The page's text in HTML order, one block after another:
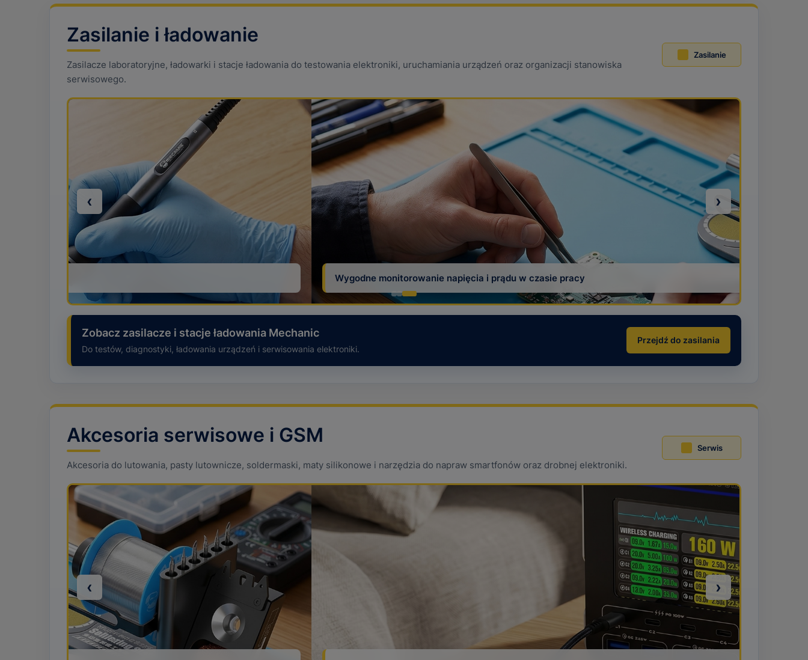
Zasilanie i ładowanie
Zasilacze laboratoryjne, ładowarki i stacje ładowania do testowania elektroniki, uruchamiania urządzeń oraz organizacji stanowiska
serwisowego.
Zasilanie
Wygodne monitorowanie napięcia i prądu w czasie pracy
‹ ›
Zobacz zasilacze i stacje ładowania Mechanic
Do testów, diagnostyki, ładowania urządzeń i serwisowania elektroniki.
Przejdź do zasilania
Akcesoria serwisowe i GSM
Akcesoria do lutowania, pasty lutownicze, soldermaski, maty silikonowe i narzędzia do napraw smartfonów oraz drobnej elektroniki.
Serwis
‹ ›